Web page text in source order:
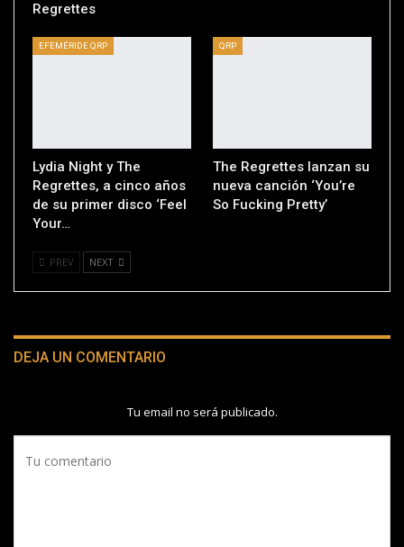
Regrettes
EFEMÉRIDE QRP
Lydia Night y The
Regrettes, a cinco años
de su primer disco ‘Feel
Your…
QRP
The Regrettes lanzan su
nueva canción ‘You’re
So Fucking Pretty’
PREV NEXT
DEJA UN COMENTARIO
Tu email no será publicado.